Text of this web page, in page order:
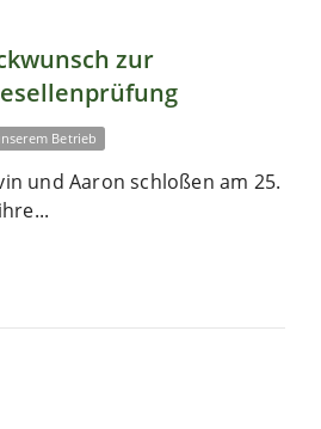
zur
Betrieb
und Aaron schloßen am 25.